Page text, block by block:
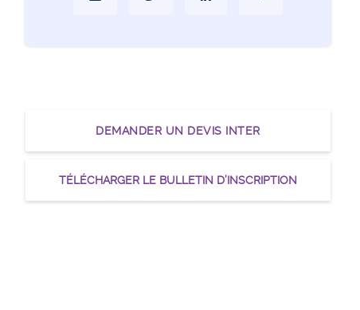
DEMANDER UN DEVIS INTER
TÉLÉCHARGER LE BULLETIN D’INSCRIPTION